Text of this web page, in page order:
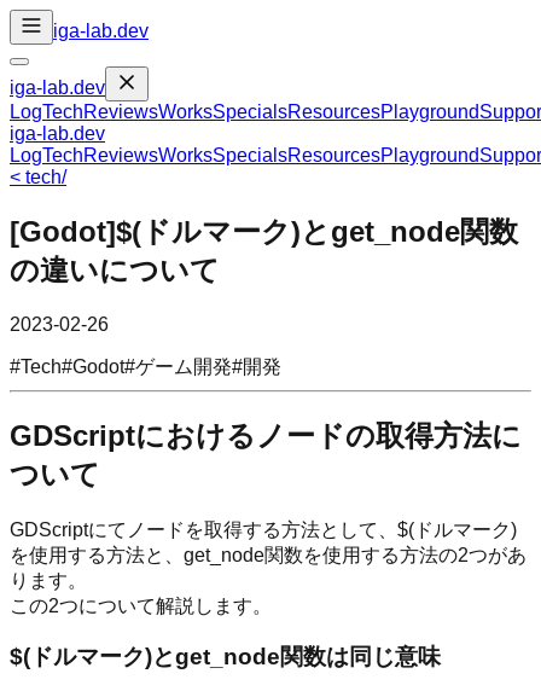
iga-lab.dev
iga-lab.dev
LogTechReviewsWorksSpecialsResourcesPlayground
iga-lab.dev
LogTechReviewsWorksSpecialsResourcesPlayground
< tech/
[Godot]$(ドルマーク)とget_node関数
の違いについて
2023-02-26
#Tech#Godot#ゲーム開発#開発
GDScriptにおけるノードの取得方法に
ついて
GDScriptにてノードを取得する方法として、$(ドルマーク)
を使用する方法と、get_node関数を使用する方法の2つがあ
ります。
この2つについて解説します。
$(ドルマーク)とget_node関数は同じ意味